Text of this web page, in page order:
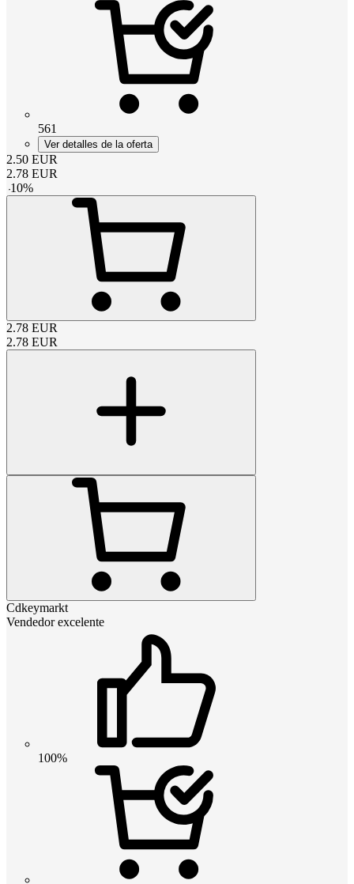
561
Ver detalles de la oferta
2.50 EUR
2.78 EUR
-10%
2.78 EUR
2.78 EUR
Cdkeymarkt
Vendedor excelente
100%